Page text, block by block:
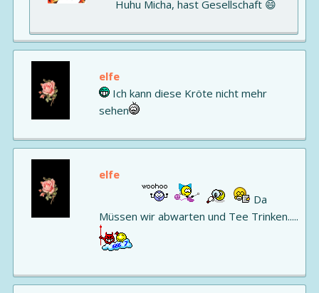
Huhu Micha, hast Gesellschaft 😄
elfe
Ich kann diese Kröte nicht mehr
sehen
elfe
Da
Müssen wir abwarten und Tee Trinken.....